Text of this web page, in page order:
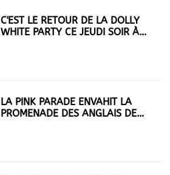
C'EST LE RETOUR DE LA DOLLY
WHITE PARTY CE JEUDI SOIR À
LA PINK PARADE ENVAHIT LA
PROMENADE DES ANGLAIS DE